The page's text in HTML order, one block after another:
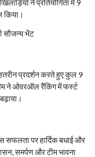
ने प्रतियोगिता में 9
किया।
प्रदर्शन करते हुए कुल 9
ने ओवरऑल रैंकिंग में फर्स्ट
सफलता पर हार्दिक बधाई और
समर्पण और टीम भावना